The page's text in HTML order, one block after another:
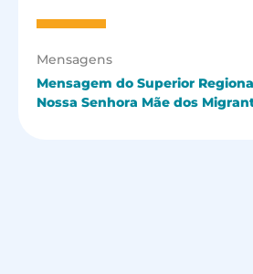
Mensagens
Mensagem do Superior
Nossa Senhora Mãe dos